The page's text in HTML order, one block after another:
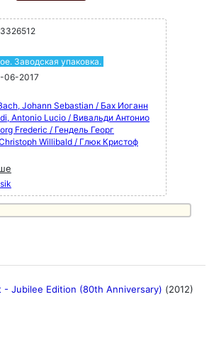
Заводская упаковка.
06-2017
Johann Sebastian / Бах Иоганн
Antonio Lucio / Вивальди Антонио
Frederic / Гендель Георг
Willibald / Глюк Кристоф
- Jubilee Edition (80th Anniversary) (2012)